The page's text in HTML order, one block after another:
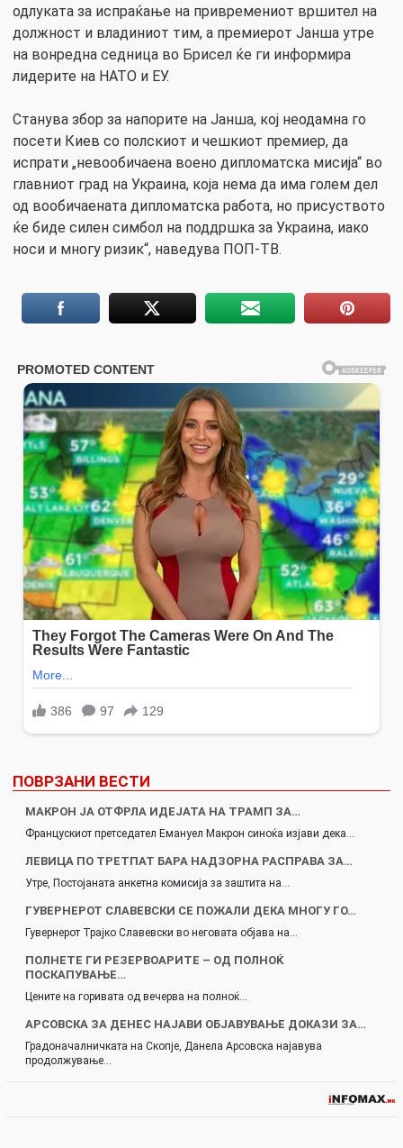
одлуката за испраќање на привремениот вршител на
должност и владиниот тим, а премиерот Јанша утре
на вонредна седница во Брисел ќе ги информира
лидерите на НАТО и ЕУ.
Станува збор за напорите на Јанша, кој неодамна го
посети Киев со полскиот и чешкиот премиер, да
испрати „невообичаена воено дипломатска мисија“ во
главниот град на Украина, која нема да има голем дел
од вообичаената дипломатска работа, но присуството
ќе биде силен симбол на поддршка за Украина, иако
носи и многу ризик“, наведува ПОП-ТВ.
ПОВРЗАНИ ВЕСТИ
МАКРОН ЈА ОТФРЛА ИДЕЈАТА НА ТРАМП ЗА…
Францускиот претседател Емануел Макрон синоќа изјави дека…
ЛЕВИЦА ПО ТРЕТПАТ БАРА НАДЗОРНА РАСПРАВА ЗА…
Утре, Постојаната анкетна комисија за заштита на…
ГУВЕРНЕРОТ СЛАВЕВСКИ СЕ ПОЖАЛИ ДЕКА МНОГУ ГО…
Гувернерот Трајко Славевски во неговата објава на…
ПОЛНЕТЕ ГИ РЕЗЕРВОАРИТЕ – ОД ПОЛНОЌ
ПОСКАПУВАЊЕ…
Цените на горивата од вечерва на полноќ…
АРСОВСКА ЗА ДЕНЕС НАЈАВИ ОБЈАВУВАЊЕ ДОКАЗИ ЗА…
Градоначалничката на Скопје, Данела Арсовска најавува
продолжување…